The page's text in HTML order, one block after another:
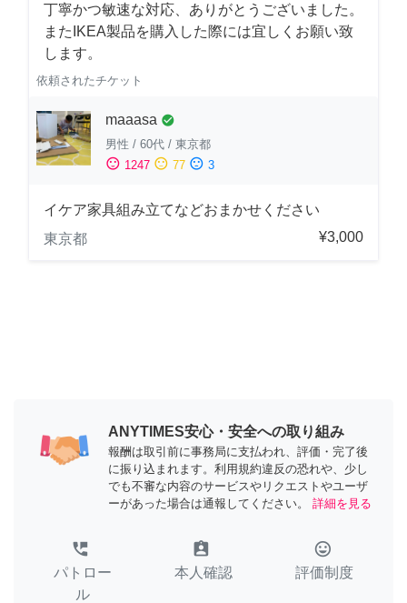
丁寧かつ敏速な対応、ありがとうございました。
またIKEA製品を購入した際には宜しくお願い致
します。
依頼されたチケット
maaasa check_circle
男性 / 60代 / 東京都
sentiment_satisfied 1247 sentiment_neutral 77 sentiment_dissatisfied 3
イケア家具組み立てなどおまかせください
東京都
¥3,000
ANYTIMES安心・安全への取り組み
報酬は取引前に事務局に支払われ、評価・完了後
に振り込まれます。利用規約違反の恐れや、少し
でも不審な内容のサービスやリクエストやユーザ
ーがあった場合は通報してください。
詳細を見る
perm_phone_msg
パトロー
ル
assignment_ind
本人確認
tag_faces
評価制度